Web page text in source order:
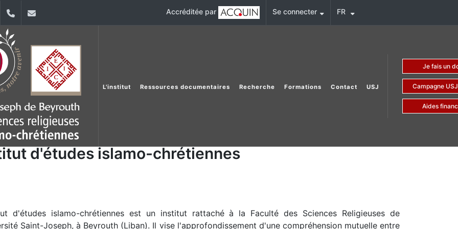
YouTube+961 (1) 421 587 Accréditée par Se connecter FR
Je fais
Campagne
Aides
L'institut Ressources documentaires Recherche Formations Contact USJ
d'études islamo-chrétiennes
d'études islamo-chrétiennes est un institut rattaché à la Faculté des Sciences Religieuses de
Saint-Joseph, à Beyrouth (Liban). Il vise l'approfondissement d'une compréhension mutuelle entre